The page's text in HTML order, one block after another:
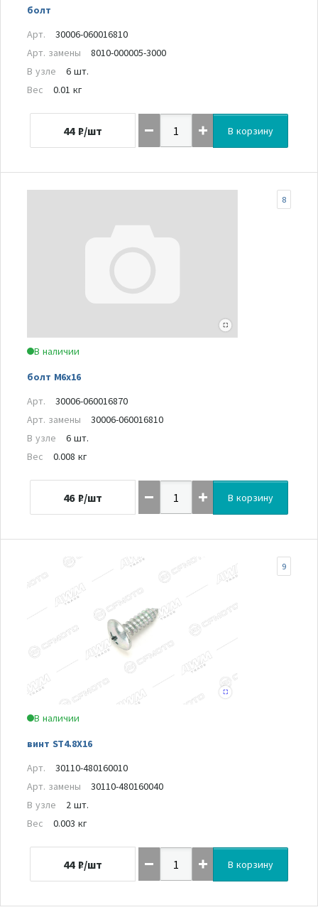
болт
Арт.
30006-060016810
Арт. замены
8010-000005-3000
В узле
6 шт.
Вес
0.01 кг
44 ₽/шт В корзину
В наличии
болт M6x16
8
Арт.
30006-060016870
Арт. замены
30006-060016810
В узле
6 шт.
Вес
0.008 кг
46 ₽/шт В корзину
В наличии
винт ST4.8X16
9
Арт.
30110-480160010
Арт. замены
30110-480160040
В узле
2 шт.
Вес
0.003 кг
44 ₽/шт В корзину